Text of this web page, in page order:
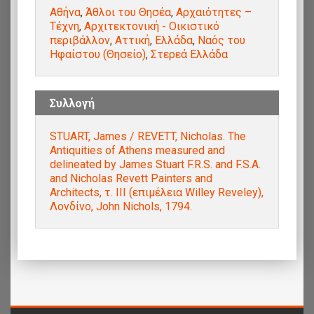
Αθήνα, Άθλοι του Θησέα, Αρχαιότητες –
Τέχνη, Αρχιτεκτονική - Οικιστικό
περιβάλλον, Αττική, Ελλάδα, Ναός του
Ηφαίστου (Θησείο), Στερεά Ελλάδα
Συλλογή
STUART, James / REVETT, Nicholas. The
Antiquities of Athens measured and
delineated by James Stuart F.R.S. and F.S.A.
and Nicholas Revett Painters and
Αrchitects, τ. III (επιμέλεια Willey Reveley),
Λονδίνο, John Nichols, 1794.